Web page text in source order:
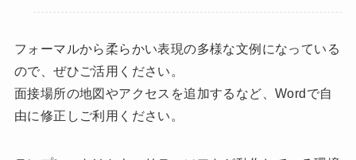
フォーマルから柔らかい表現の多様な文例になっている
ので、ぜひご活用ください。
面接場所の地図やアクセスを追加するなど、Wordで自
由に修正しご利用ください。